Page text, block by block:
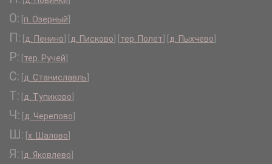
О: п. Озерный
П: д. Пенино д. Писково тер. Полет д. Пыхчево
Р: тер. Ручей
С: д. Станиславль
Т: д. Тупиково
Ч: д. Черепово
Ш: х. Шалово
Я: д. Яковлево